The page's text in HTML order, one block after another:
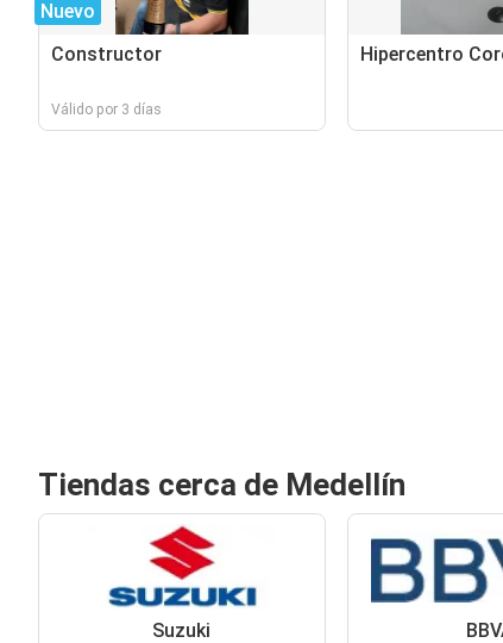
Nuevo
Constructor
Válido por 3 días
Hipercentro
Tiendas cerca de Medellín
Suzuki